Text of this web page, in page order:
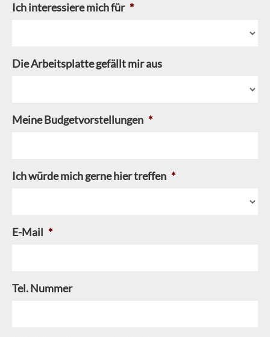
Ich interessiere mich für *
Die Arbeitsplatte gefällt mir aus
Meine Budgetvorstellungen *
Ich würde mich gerne hier treffen *
E-Mail *
Tel. Nummer